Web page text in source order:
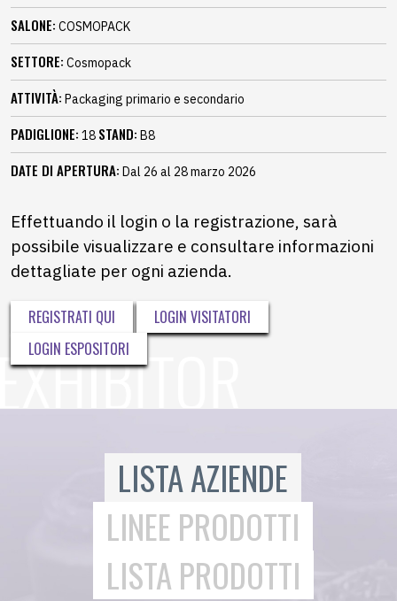
SALONE: COSMOPACK
SETTORE: Cosmopack
ATTIVITÀ: Packaging primario e secondario
PADIGLIONE: 18 STAND: B8
DATE DI APERTURA: Dal 26 al 28 marzo 2026
Effettuando il login o la registrazione, sarà
possibile visualizzare e consultare informazioni
dettagliate per ogni azienda.
REGISTRATI QUI
LOGIN VISITATORI
LOGIN ESPOSITORI
LISTA AZIENDE
LINEE PRODOTTI
LISTA PRODOTTI